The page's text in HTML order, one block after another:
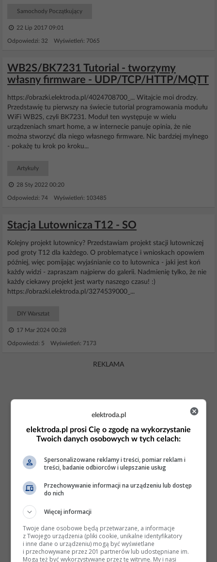
Samochody Początkujący
22 Lip 2017 09:01
Odpowiedzi: 32 Wyświetleń: 7065
WB2S/BK7231 Tutorial - tworzymy
własny firmware - UDP/TCP/HTTP/MQTT
https://obrazki.elektroda.pl/4024708700_... Witajcie moi drodzy.
Przedstawię tu pierwszy na świecie tutorial programowania modułu
WiFi WB2S, czyli BK7231. Moduł ten występuje w wielu
urządzeniach smart home, a w internecie panuje opinia, że nie
można stworzyć dla niego własnego firmware. Nic bardziej mylnego
- pokażę tu krok po kroku...
Artykuły
28 Sty 2022 00:20
Odpowiedzi: 74 Wyświetleń: 103485
Stacja Lutownicza T12 - SO
Kolejny projekt lutownicy? Przedstawiam projekt stacji lutowniczej
pod groty T12 dla każdego. O problematyce i wnioskach opowiem
później, więc pomijając wyjaśnianie co to lutownica - jaki jest koń
każdy widzi - zapraszam najpierw do galerii. Nadmienię tylko, że nie
każdy ciekawy projekt jest warty naszego czasu! :)
https://obrazki.elektroda.pl/3274539000_...
DIY Warsztat
17 Mar 2024 00:28
Odpowiedzi: 5 Wyświetleń: 7173
REKLAMA
elektroda.pl
elektroda.pl prosi Cię o zgodę na wykorzystanie
Twoich danych osobowych w tych celach:
Spersonalizowane reklamy i treści, pomiar reklam i
treści, badanie odbiorców i ulepszanie usług
Przechowywanie informacji na urządzeniu lub dostęp
do nich
Więcej informacji
Twoje dane osobowe będą przetwarzane, a informacje
z Twojego urządzenia (pliki cookie, unikalne identyfikatory
i inne dane o urządzeniu) mogą być wyświetlane
i przechowywane przez 201 partnerów lub udostępniane im.
Mogą też być wykorzystywane przez tę witrynę. My i nasi